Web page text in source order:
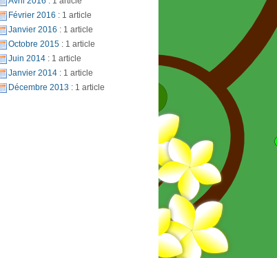
Février 2016 : 1 article
Janvier 2016 : 1 article
Octobre 2015 : 1 article
Juin 2014 : 1 article
Janvier 2014 : 1 article
Décembre 2013 : 1 article